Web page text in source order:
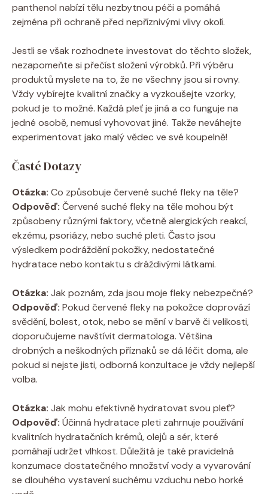
panthenol nabízí tělu nezbytnou péči a pomáhá
zejména při ochraně před nepříznivými vlivy okolí.
Jestli se však rozhodnete investovat do těchto složek,
nezapomeňte si přečíst složení výrobků. Při výběru
produktů myslete na to, že ne všechny jsou si rovny.
Vždy vybírejte kvalitní značky a vyzkoušejte vzorky,
pokud je to možné. Každá pleť je jiná a co funguje na
jedné osobě, nemusí vyhovovat jiné. Takže neváhejte
experimentovat jako malý vědec ve své koupelně!
Časté Dotazy
Otázka: Co způsobuje červené suché fleky na těle?
Odpověď: Červené suché fleky na těle mohou být
způsobeny různými faktory, včetně alergických reakcí,
ekzému, psoriázy, nebo suché pleti. Často jsou
výsledkem podráždění pokožky, nedostatečné
hydratace nebo kontaktu s dráždivými látkami.
Otázka: Jak poznám, zda jsou moje fleky nebezpečné?
Odpověď: Pokud červené fleky na pokožce doprovází
svědění, bolest, otok, nebo se mění v barvě či velikosti,
doporučujeme navštívit dermatologa. Většina
drobných a neškodných příznaků se dá léčit doma, ale
pokud si nejste jisti, odborná konzultace je vždy nejlepší
volba.
Otázka: Jak mohu efektivně hydratovat svou pleť?
Odpověď: Účinná hydratace pleti zahrnuje používání
kvalitních hydratačních krémů, olejů a sér, které
pomáhají udržet vlhkost. Důležitá je také pravidelná
konzumace dostatečného množství vody a vyvarování
se dlouhého vystavení suchému vzduchu nebo horké